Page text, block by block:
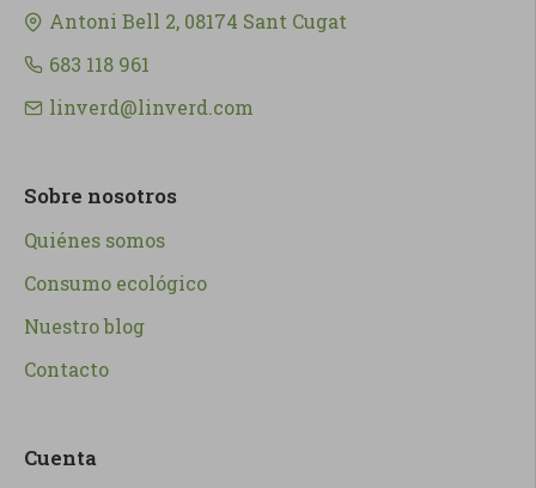
Antoni Bell 2, 08174 Sant Cugat
683 118 961
linverd@linverd.com
Sobre nosotros
Quiénes somos
Consumo ecológico
Nuestro blog
Contacto
Cuenta